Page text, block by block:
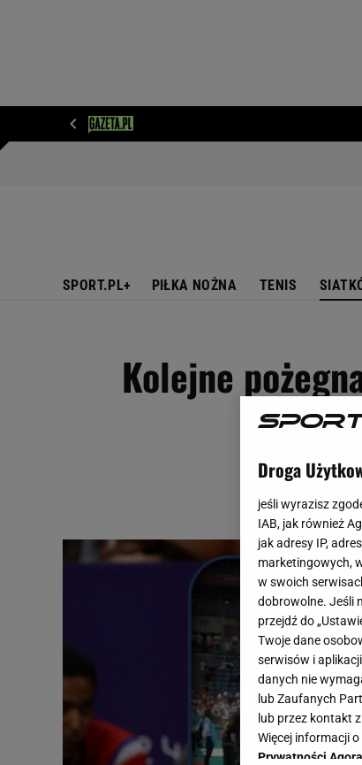
SPORT.PL+ PIŁKA NOŻNA TENIS
Kolejne
Droga
jeśli wyrazisz
IAB, jak również
jak adresy IP,
marketingowych,
w swoich
dobrowolne. Jeśli
przejdź do
Twoje dane
serwisów i
danych nie
lub Zaufanych
lub przez kontakt
Więcej informacji
Prywatności Agora